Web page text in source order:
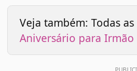
Veja também: Todas as
Aniversário para Irmão